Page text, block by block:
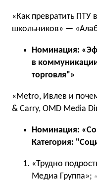
«Как превратить ПТУ
школьников» —
Номинация:
в
торговля"»
«Metro, Ивлев и
& Carry, OMD Media
Номинация:
Категория:
«Трудно
Медиа Группа»;